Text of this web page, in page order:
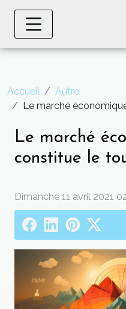
Accueil
Autre
Le marché
Le marché
constitue le
Dimanche 11 avril 2021